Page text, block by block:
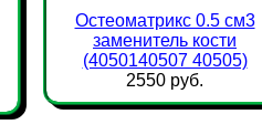
Остеоматрикс 0.5 см3
заменитель кости
(4050140507 40505)
2550 руб.